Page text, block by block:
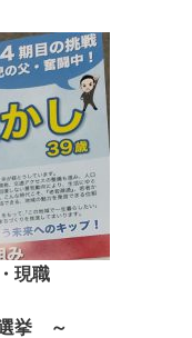
現職
挙 ～